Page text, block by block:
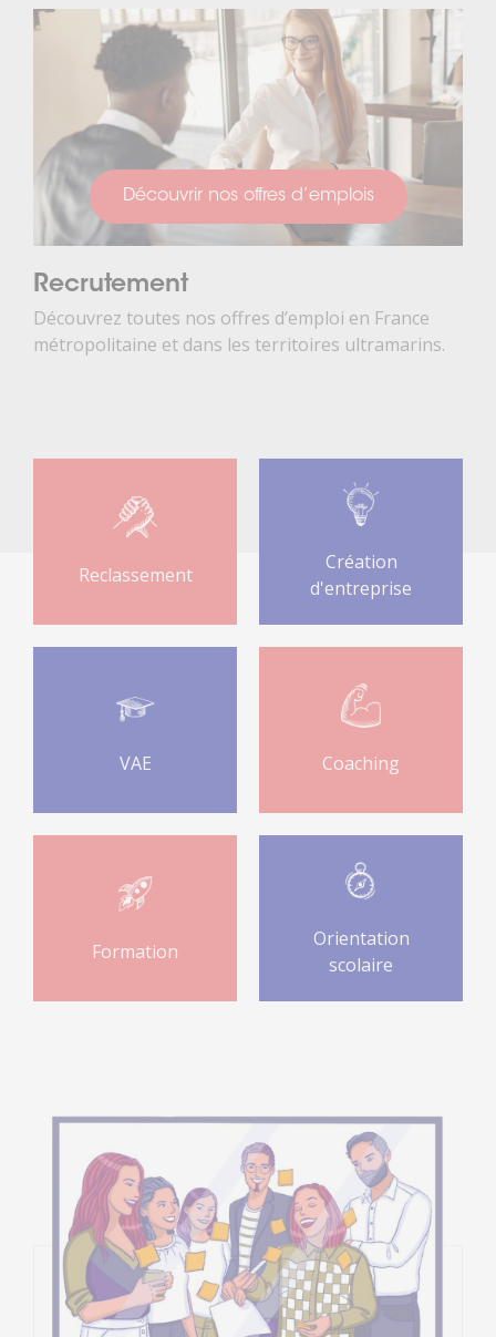
Découvrir nos offres d’emplois
Recrutement
Découvrez toutes nos offres d’emploi en France
métropolitaine et dans les territoires ultramarins.
Reclassement
Création
d'entreprise
VAE Coaching
Formation
Orientation
scolaire